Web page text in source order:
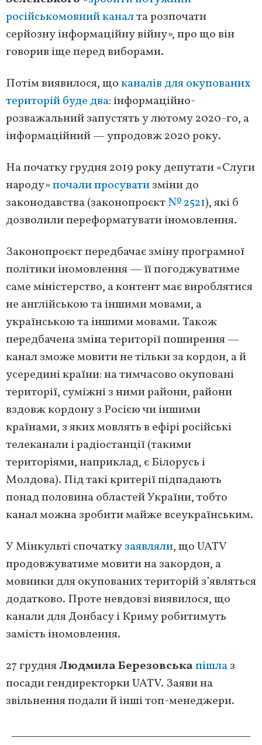
російськомовний каналта розпочати
серйозну інформаційну війну», про що він
говорив іще перед виборами.
Потім виявилося, щоканалів для окупованих
територій буде два: інформаційно-
розважальний запустять у лютому 2020-го, а
інформаційний — упродовж 2020 року.
На початку грудня 2019 року депутати «Слуги
народу»почали просуватизміни до
законодавства (законопроєкт№ 2521), які б
дозволили переформатувати іномовлення.
Законопроєкт передбачає зміну програмної
політики іномовлення — її погоджуватиме
саме міністерство, а контент має вироблятися
не англійською та іншими мовами, а
українською та іншими мовами. Також
передбачена зміна території поширення —
канал зможе мовити не тільки за кордон, а й
усередині країни: на тимчасово окуповані
території, суміжні з ними райони, райони
вздовж кордону з Росією чи іншими
країнами, з яких мовлять в ефірі російські
телеканали і радіостанції (такими
територіями, наприклад, є Білорусь і
Молдова). Під такі критерії підпадають
понад половина областей України, тобто
канал можна зробити майже всеукраїнським.
У Мінкульті спочаткузаявляли, що UATV
продовжуватиме мовити на закордон, а
мовники для окупованих територій з’являться
додатково. Проте невдовзі виявилося, що
канали для Донбасу і Криму робитимуть
замість іномовлення.
27 грудняЛюдмила Березовськапішлаз
посади гендиректорки UATV. Заяви на
звільнення подали й інші топ-менеджери.